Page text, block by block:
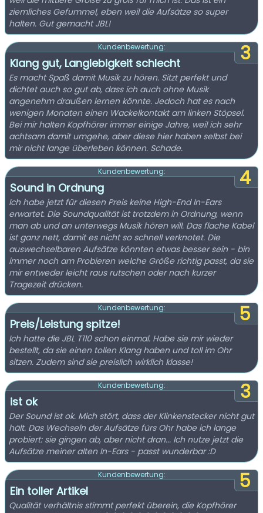
ziemliches Gefummel, eben weil die Aufsätze so super
halten. Gut gemacht JBL!
3
Kundenbewertung:
Klang gut, Langlebigkeit schlecht
Es macht Spaß damit Musik zu hören. Sitzt perfekt und
dichtet auch so gut ab, dass ich auch ohne Musik
angenehm draußen lernen könnte. Jedoch hat es nach
wenigen Monaten einen Wackelkontakt am linken Stöpsel.
Bei mir halten Kopfhörer immer einige Jahre, weil ich sehr
achtsam damit umgehe, aber diese hier haben selbst bei
mir nicht lange überleben können. Schade.
4
Kundenbewertung:
Sound in Ordnung
Ich habe jetzt für diesen Preis keine High-End In-Ears
erwartet. Die Soundqualität ist trotzdem in Ordnung, wenn
man ab und an unterwegs Musik hören will. Das flache Kabel
ist ganz nett, damit es nicht so schnell verknotet. Die
auswechselbaren Aufsätze könnten etwas besser sein - bin
immer noch am Probieren welche Größe richtig passt, da sie
mir entweder leicht raus rutschen oder nach kurzer
Tragezeit drücken.
5
Kundenbewertung:
Preis/Leistung spitze!
Ich hatte die JBL T110 schon einmal. Habe sie mir wieder
bestellt, da sie einen tollen Klang haben und toll im Ohr
sitzen. Zudem sind sie preislich wirklich klasse!
3
Kundenbewertung:
ist ok
Der Sound ist ok. Mich stört, dass der Klinkenstecker nicht gut
hält. Das Wechseln der Aufsätze fürs Ohr habe ich lange
probiert: sie gingen ab, aber nicht dran... Ich nutze jetzt die
Aufsätze meiner alten In-Ears - passt wunderbar :D
5
Kundenbewertung:
Ein toller Artikel
Qualität verhältnis stimmt perfekt überein, die Kopfhörer